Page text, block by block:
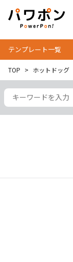
テンプレート一覧
TOP ホットドッグ